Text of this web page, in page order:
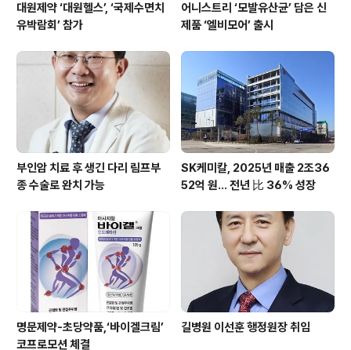
대원제약 ‘대원헬스’, ‘국제수면치
유박람회’ 참가
어니스트리 ‘모발유산균’ 담은 신
제품 ‘엘비모어’ 출시
부인암 치료 후 생긴 다리 림프부
종 수술로 완치 가능
SK케미칼, 2025년 매출 2조36
52억 원… 전년 比 36% 성장
명문제약-초당약품,‘바이겔크림’
코프로모션 체결
길병원 이선훈 행정원장 취임